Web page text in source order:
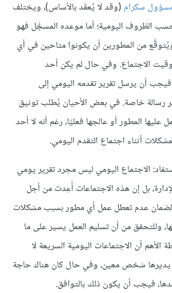
سكرام (وقد لا يُعقَد بالأساس)، ويختلف
الظروف اليومية؛ أما موعده المسجَّل فهو
من المطورين أن يكونوا متاحين في أي
الاجتماع. وفي حال لم يكن أحد
فيجب أن يرسل تقرير تقدمه اليومي إلى
رسالة خاصة. في بعض الأحيان يُطلب توثيق
المطور أو عالجها فعليًا، رغم أنه لا أحد
أثناء اجتماع التقدم اليومي.
الاجتماع اليومي ليس مجرد تقرير يومي
بل إن هذه الاجتماعات أُعِدت من أجل
لضمان عدم تعطل عمل أي مطور بسبب مشكلات
وللتحقق من أن تسليم العمل يسير على ما
الأهم أن الاجتماعات اليومية السريعة لا
شخص معين، وفي حال كان هناك حاجة
فيجب أن يكون ذلك بالتوافق.